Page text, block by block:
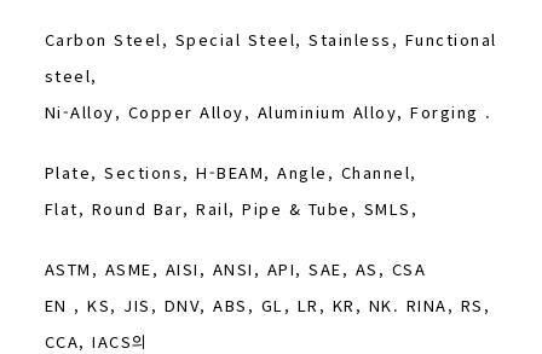
Carbon Steel, Special Steel, Stainless, Functional
steel,
Ni-Alloy, Copper Alloy, Aluminium Alloy, Forging .
Plate, Sections, H-BEAM, Angle, Channel,
Flat, Round Bar, Rail, Pipe & Tube, SMLS,
ASTM, ASME, AISI, ANSI, API, SAE, AS, CSA
EN , KS, JIS, DNV, ABS, GL, LR, KR, NK. RINA, RS,
CCA, IACS의